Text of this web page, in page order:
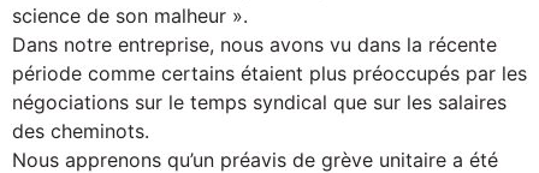
science de son malheur ».
Dans notre entreprise, nous avons vu dans la récente
période comme certains étaient plus préoccupés par les
négociations sur le temps syndical que sur les salaires
des cheminots.
Nous apprenons qu’un préavis de grève unitaire a été